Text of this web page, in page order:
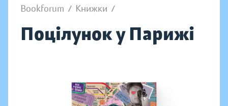
Bookforum / Книжки /
Поцілунок у Парижі